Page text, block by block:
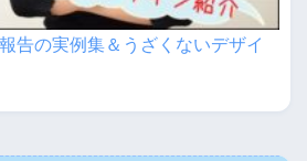
告の実例集＆うざくないデザイ